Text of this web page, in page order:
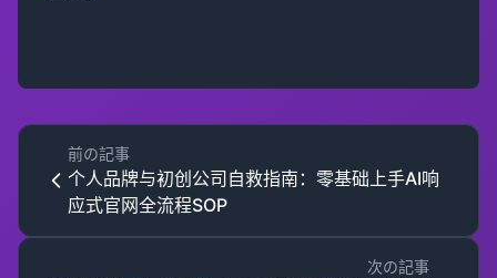
前の記事
个人品牌与初创公司自救指南：零基础上手AI响
应式官网全流程SOP
次の記事